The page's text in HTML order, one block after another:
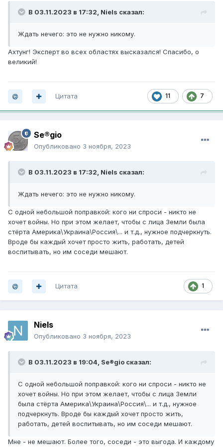
В 03.11.2023 в 17:32, Niels сказал:
Ждать нечего: это не нужно никому.
Ахтунг! Эксперт во всех областях высказался! Спасибо, о
великий!
11 7
Цитата
Se®gio
Опубликовано 3 ноября, 2023
В 03.11.2023 в 17:32, Niels сказал:
Ждать нечего: это не нужно никому.
С одной небольшой поправкой: кого ни спроси - никто не
хочет войны. Но при этом желает, чтобы с лица Земли была
стёрта Америка\Украина\Россия\... и т.д., нужное подчеркнуть.
Вроде бы каждый хочет просто жить, работать, детей
воспитывать, но им соседи мешают.
1
Цитата
Niels
Опубликовано 3 ноября, 2023
В 03.11.2023 в 19:04, Se®gio сказал:
С одной небольшой поправкой: кого ни спроси - никто не
хочет войны. Но при этом желает, чтобы с лица Земли
была стёрта Америка\Украина\Россия\... и т.д., нужное
подчеркнуть. Вроде бы каждый хочет просто жить,
работать, детей воспитывать, но им соседи мешают.
Мне - не мешают. Более того, соседи - это выгода. И каждому